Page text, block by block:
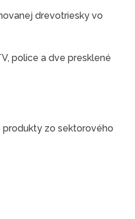
drevotriesky vo
police a dve presklené
produkty zo sektorového